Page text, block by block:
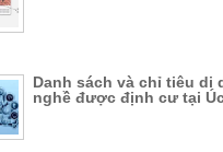
Danh sách và chỉ tiêu di
nghề được định cư tại